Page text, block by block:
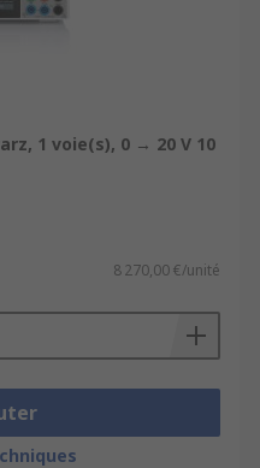
1 voie(s), 0 → 20 V 10
8 270,00 €/unité